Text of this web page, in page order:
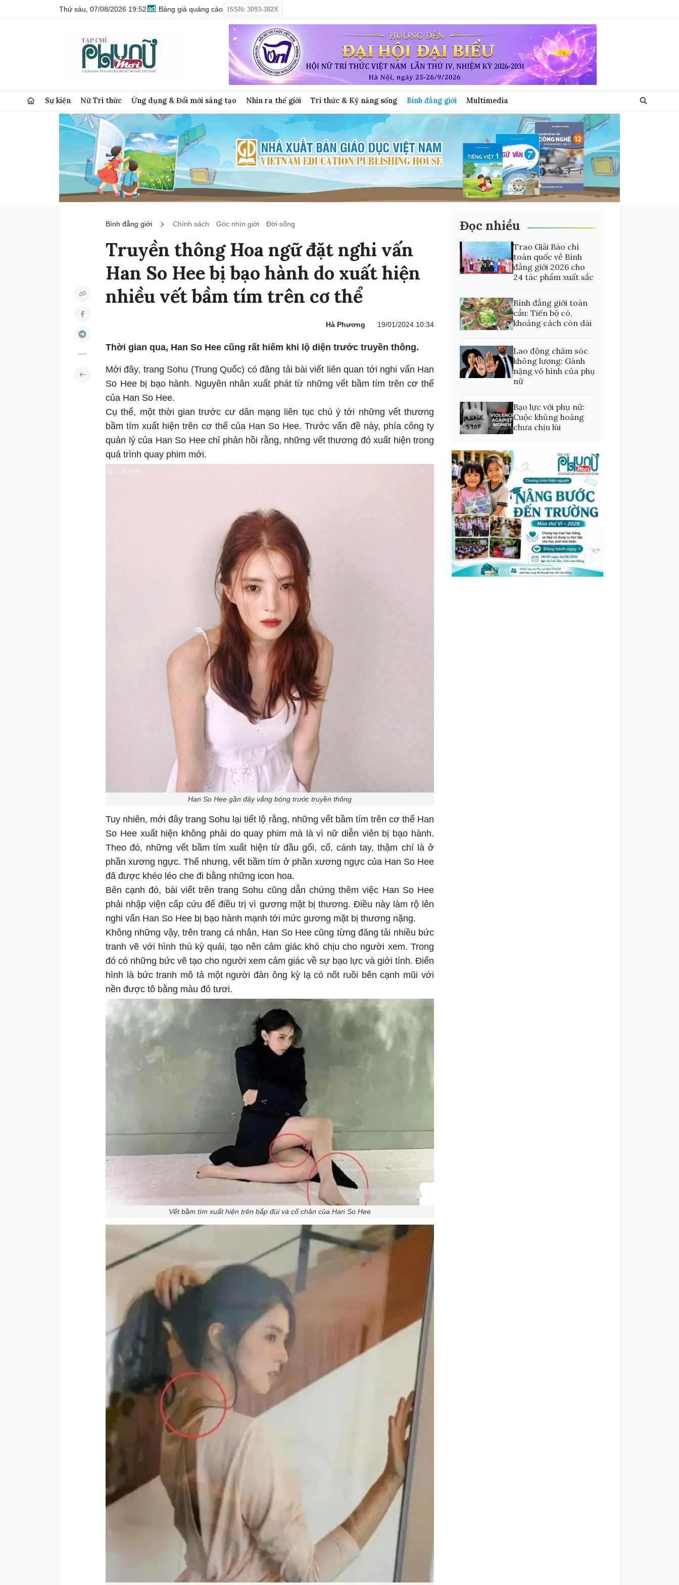
Thứ sáu, 07/08/2026 19:52 Bảng giá quảng cáo ISSN: 3093-382X
Sự kiện Nữ Trí thức Ứng dụng & Đổi mới sáng tạo Nhìn ra thế giới Tri thức & Kỹ năng sống Bình đẳng giới Multimedia
Bình đẳng giới Chính sách Góc nhìn giới Đời sống
Truyền thông Hoa ngữ đặt nghi vấn
Han So Hee bị bạo hành do xuất hiện
nhiều vết bầm tím trên cơ thể
Hà Phương 19/01/2024 10:34
Thời gian qua, Han So Hee cũng rất hiếm khi lộ diện trước truyền thông.
Mới đây, trang Sohu (Trung Quốc) có đăng tải bài viết liên quan tới nghi vấn Han
So Hee bị bạo hành. Nguyên nhân xuất phát từ những vết bầm tím trên cơ thể
của Han So Hee.
Cụ thể, một thời gian trước cư dân mạng liên tục chú ý tới những vết thương
bầm tím xuất hiện trên cơ thể của Han So Hee. Trước vấn đề này, phía công ty
quản lý của Han So Hee chỉ phản hồi rằng, những vết thương đó xuất hiện trong
quá trình quay phim mới.
Han So Hee gần đây vắng bóng trước truyền thông
Tuy nhiên, mới đây trang Sohu lại tiết lộ rằng, những vết bầm tím trên cơ thể Han
So Hee xuất hiện không phải do quay phim mà là vì nữ diễn viên bị bạo hành.
Theo đó, những vết bầm tím xuất hiện từ đầu gối, cổ, cánh tay, thậm chí là ở
phần xương ngực. Thế nhưng, vết bầm tím ở phần xương ngực của Han So Hee
đã được khéo léo che đi bằng những icon hoa.
Bên cạnh đó, bài viết trên trang Sohu cũng dẫn chứng thêm việc Han So Hee
phải nhập viện cấp cứu để điều trị vì gương mặt bị thương. Điều này làm rộ lên
nghi vấn Han So Hee bị bạo hành mạnh tới mức gương mặt bị thương nặng.
Không những vậy, trên trang cá nhân, Han So Hee cũng từng đăng tải nhiều bức
tranh vẽ với hình thù kỳ quái, tạo nên cảm giác khó chịu cho người xem. Trong
đó có những bức vẽ tạo cho người xem cảm giác về sự bạo lực và giới tính. Điển
hình là bức tranh mô tả một người đàn ông kỳ lạ có nốt ruồi bên cạnh mũi với
nền được tô bằng màu đỏ tươi.
Vết bầm tím xuất hiện trên bắp đùi và cổ chân của Han So Hee
Đọc nhiều
Trao Giải Báo chí
toàn quốc về Bình
đẳng giới 2026 cho
24 tác phẩm xuất sắc
Bình đẳng giới toàn
cầu: Tiến bộ có,
khoảng cách còn dài
Lao động chăm sóc
không lương: Gánh
nặng vô hình của phụ
nữ
Bạo lực với phụ nữ:
Cuộc khủng hoảng
chưa chịu lùi